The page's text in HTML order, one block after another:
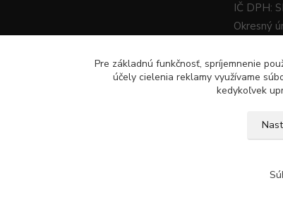
IČ DPH:
Okresný
Pre základnú funkčnosť, spríjemnenie
účely cielenia reklamy využívame
kedykoľvek